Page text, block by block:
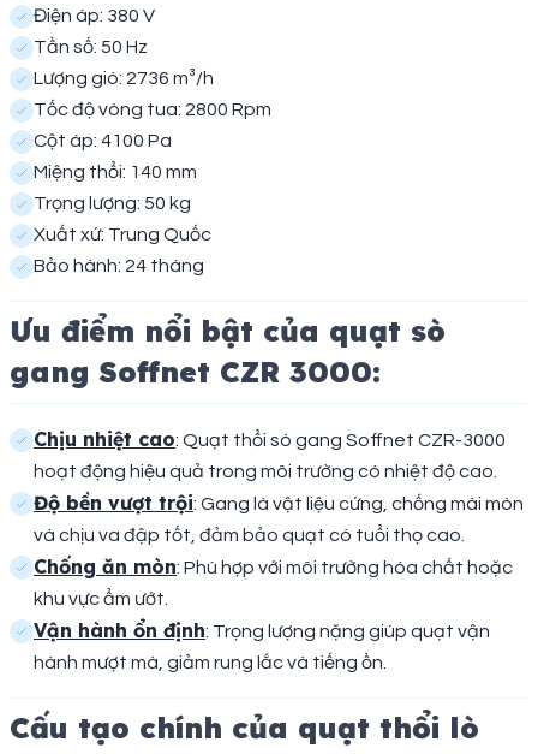
Điện áp: 380 V
Tần số: 50 Hz
Lượng gió: 2736 m³/h
Tốc độ vòng tua: 2800 Rpm
Cột áp: 4100 Pa
Miệng thổi: 140 mm
Trọng lượng: 50 kg
Xuất xứ: Trung Quốc
Bảo hành: 24 tháng
Ưu điểm nổi bật của quạt sò
gang Soffnet CZR 3000:
Chịu nhiệt cao: Quạt thổi sò gang Soffnet CZR-3000
hoạt động hiệu quả trong môi trường có nhiệt độ cao.
Độ bền vượt trội: Gang là vật liệu cứng, chống mài mòn
và chịu va đập tốt, đảm bảo quạt có tuổi thọ cao.
Chống ăn mòn: Phù hợp với môi trường hóa chất hoặc
khu vực ẩm ướt.
Vận hành ổn định: Trọng lượng nặng giúp quạt vận
hành mượt mà, giảm rung lắc và tiếng ồn.
Cấu tạo chính của quạt thổi lò